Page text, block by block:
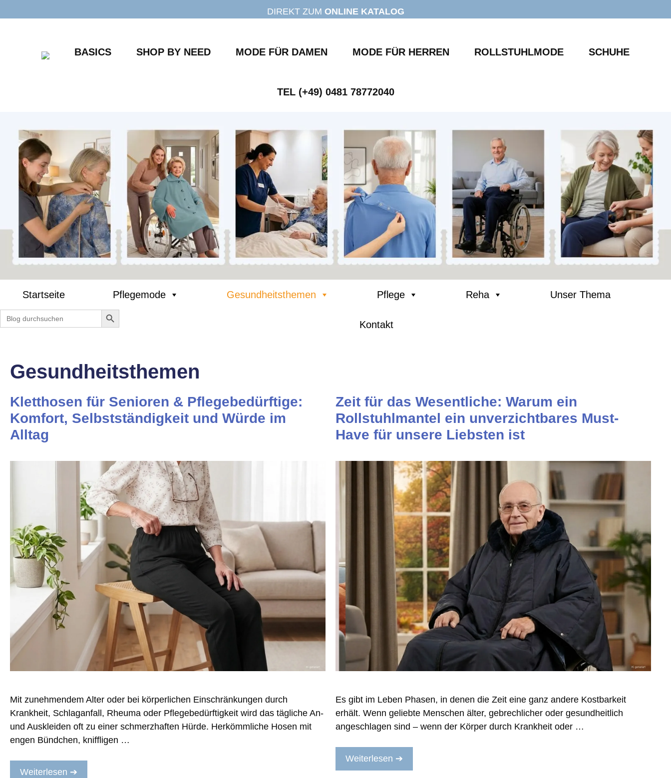
Inhalt
DIREKT ZUM ONLINE KATALOG
BASICS SHOP BY NEED MODE FÜR DAMEN MODE FÜR HERREN ROLLSTUHLMODE SCHUHE
TEL (+49) 0481 78772040
Startseite Pflegemode Gesundheitsthemen Pflege Reha Unser Thema
Kontakt
Search
for:
Search Button
Gesundheitsthemen
Kletthosen für Senioren & Pflegebedürftige:
Komfort, Selbstständigkeit und Würde im
Alltag
Mit zunehmendem Alter oder bei körperlichen Einschränkungen durch
Krankheit, Schlaganfall, Rheuma oder Pflegebedürftigkeit wird das tägliche An-
und Auskleiden oft zu einer schmerzhaften Hürde. Herkömmliche Hosen mit
engen Bündchen, kniffligen …
Weiterlesen ➔
Zeit für das Wesentliche: Warum ein
Rollstuhlmantel ein unverzichtbares Must-
Have für unsere Liebsten ist
Es gibt im Leben Phasen, in denen die Zeit eine ganz andere Kostbarkeit
erhält. Wenn geliebte Menschen älter, gebrechlicher oder gesundheitlich
angeschlagen sind – wenn der Körper durch Krankheit oder …
Weiterlesen ➔